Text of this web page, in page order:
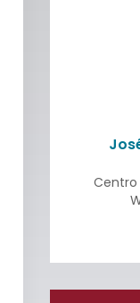
Centro